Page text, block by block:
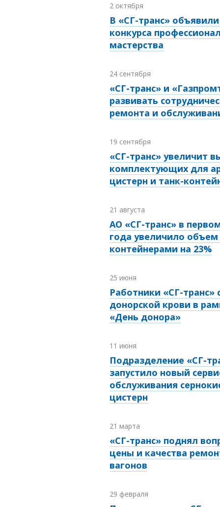
2 октября
В «СГ-транс»
конкурса
мастерства
24 сентября
«СГ-транс» и
развивать
ремонта и
19 сентября
«СГ-транс» увеличит
комплектующих для
цистерн и танк-
21 августа
АО «СГ-транс» в
года увеличило объем
контейнерами на 23%
25 июня
Работники «СГ-транс»
донорской крови в
«День донора»
11 июня
Подразделение «СГ-
запустило новый
обслуживания
цистерн
21 марта
«СГ-транс» поднял
цены и качества
вагонов
29 февраля